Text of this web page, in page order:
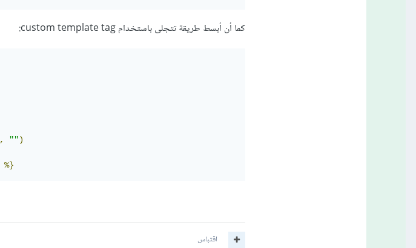
كما أن أبسط طريقة تتجلى باستخدام custom template tag:
, "")
%}
اقتباس